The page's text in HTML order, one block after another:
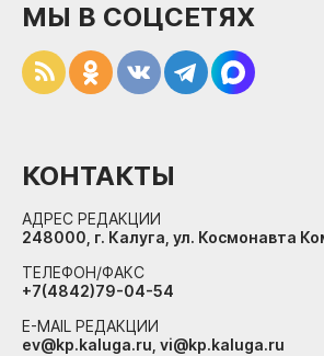
МЫ В СОЦСЕТЯХ
КОНТАКТЫ
АДРЕС РЕДАКЦИИ
248000, г. Калуга, ул. Космонавта
ТЕЛЕФОН/ФАКС
+7(4842)79-04-54
E-MAIL РЕДАКЦИИ
ev@kp.kaluga.ru, vi@kp.kaluga.ru